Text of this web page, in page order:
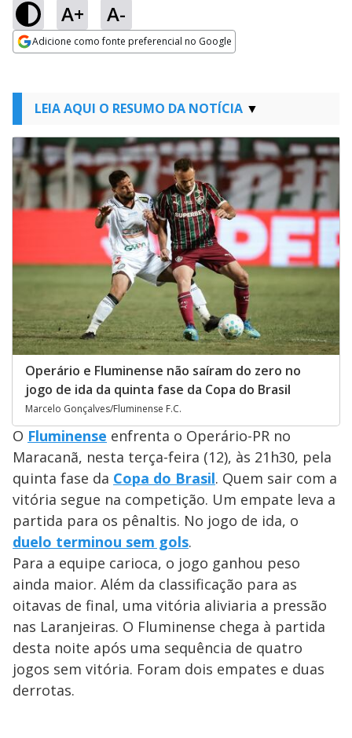
A+ A-
Adicione como fonte preferencial no Google
LEIA AQUI O RESUMO DA NOTÍCIA
Operário e Fluminense não saíram do zero no
jogo de ida da quinta fase da Copa do Brasil
Marcelo Gonçalves/Fluminense F.C.
O Fluminense enfrenta o Operário-PR no
Maracanã, nesta terça-feira (12), às 21h30, pela
quinta fase da Copa do Brasil. Quem sair com a
vitória segue na competição. Um empate leva a
partida para os pênaltis. No jogo de ida, o
duelo terminou sem gols.
Para a equipe carioca, o jogo ganhou peso
ainda maior. Além da classificação para as
oitavas de final, uma vitória aliviaria a pressão
nas Laranjeiras. O Fluminense chega à partida
desta noite após uma sequência de quatro
jogos sem vitória. Foram dois empates e duas
derrotas.